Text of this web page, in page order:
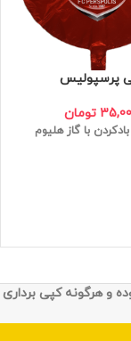
پرسپولیس
تومان
با گاز هلیوم
و هرگونه کپی برداری